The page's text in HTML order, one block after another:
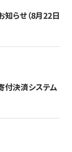
らせ（8月22日
付決済システム